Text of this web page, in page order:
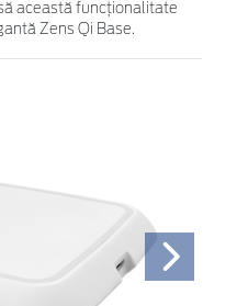
această funcționalitate
Zens Qi Base.